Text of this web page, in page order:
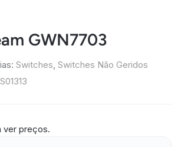
GWN7703
Switches, Switches Não Geridos
ver preços.